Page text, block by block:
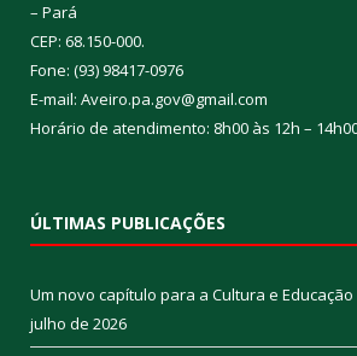
– Pará
CEP: 68.150-000.
Fone: (93) 98417-0976
E-mail: Aveiro.pa.gov@gmail.com
Horário de atendimento: 8h00 às 12h –
ÚLTIMAS PUBLICAÇÕES
Um novo capítulo para a Cultura e
julho de 2026